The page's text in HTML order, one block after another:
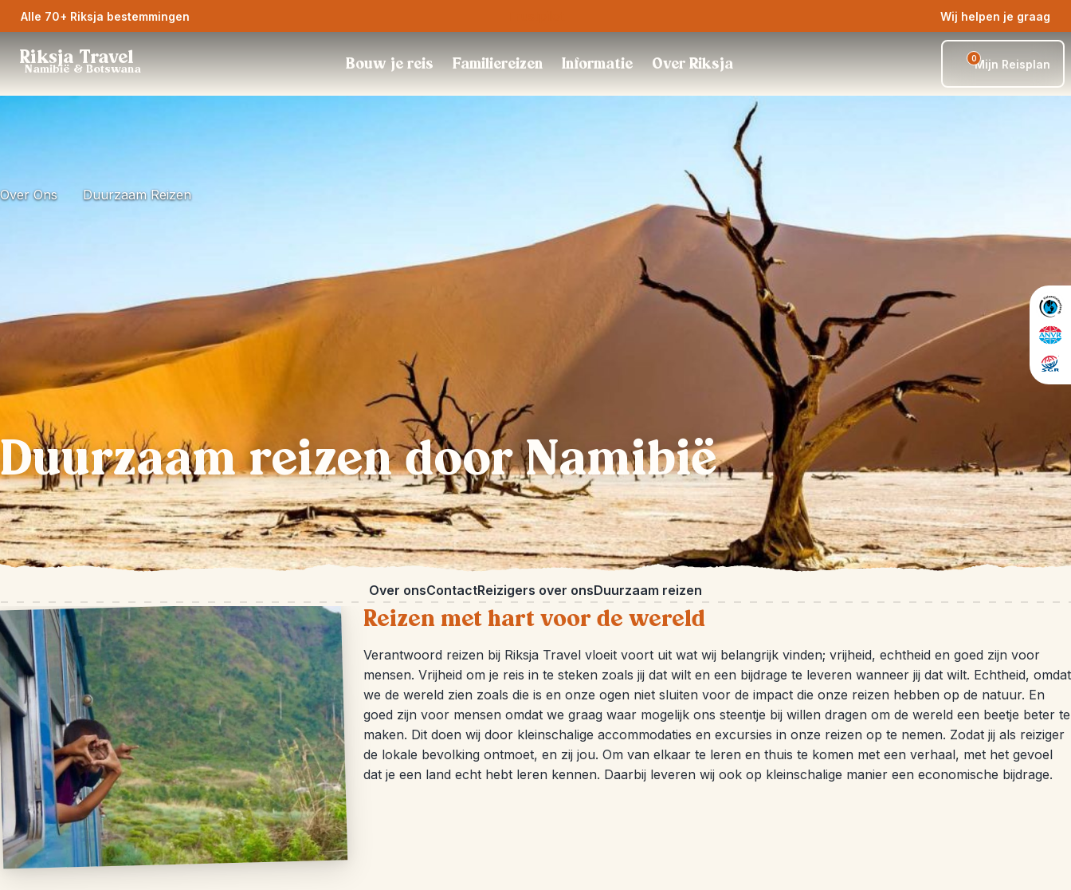
Alle 70+ Riksja bestemmingen Wij helpen je graag
Riksja Travel
Namibië & Botswana Bouw je reis Familiereizen Informatie Over Riksja 0Mijn Reisplan
Over Ons Duurzaam Reizen
Duurzaam reizen door Namibië
Over onsContactReizigers over onsDuurzaam reizen
Reizen met hart voor de wereld
Verantwoord reizen bij Riksja Travel vloeit voort uit wat wij belangrijk vinden; vrijheid, echtheid en goed zijn voor
mensen. Vrijheid om je reis in te steken zoals jij dat wilt en een bijdrage te leveren wanneer jij dat wilt. Echtheid, omdat
we de wereld zien zoals die is en onze ogen niet sluiten voor de impact die onze reizen hebben op de natuur. En
goed zijn voor mensen omdat we graag waar mogelijk ons steentje bij willen dragen om de wereld een beetje beter te
maken. Dit doen wij door kleinschalige accommodaties en excursies in onze reizen op te nemen. Zodat jij als reiziger
de lokale bevolking ontmoet, en zij jou. Om van elkaar te leren en thuis te komen met een verhaal, met het gevoel
dat je een land echt hebt leren kennen. Daarbij leveren wij ook op kleinschalige manier een economische bijdrage.